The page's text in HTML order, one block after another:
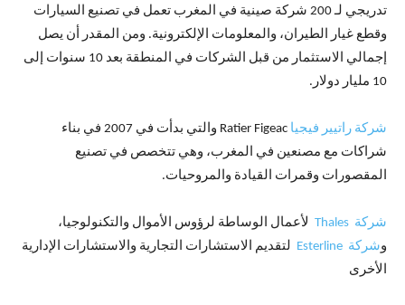
تدريجي لـ 200 شركة صينية في المغرب تعمل في تصنيع السيارات
وقطع غيار الطيران، والمعلومات الإلكترونية. ومن المقدر أن يصل
إجمالي الاستثمار من قبل الشركات في المنطقة بعد 10 سنوات إلى
10 مليار دولار.
شركة راتيير فيجيا
Ratier Figeac والتي بدأت في 2007 في بناء
شراكات مع مصنعين في المغرب، وهي تتخصص في تصنيع
المقصورات وقمرات القيادة والمروحيات.
شركة Thales
لأعمال الوساطة لرؤوس الأموال والتكنولوجيا،
وشركة Esterline
لتقديم الاستشارات التجارية والاستشارات الإدارية
الأخرى